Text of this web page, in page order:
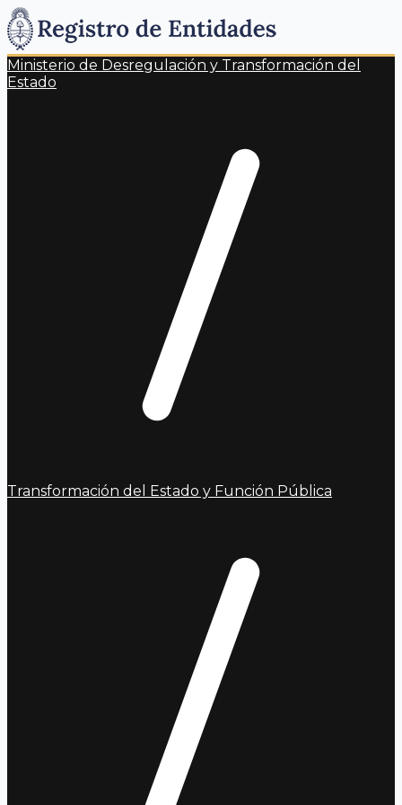
Ministerio de Desregulación y Transformación del
Estado
Transformación del Estado y Función Pública